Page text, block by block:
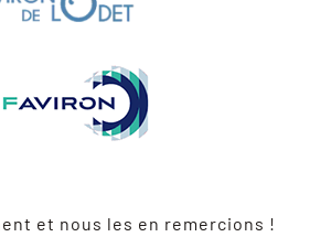
et nous les en remercions !